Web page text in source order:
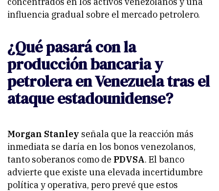
influencia gradual sobre el mercado petrolero.
¿Qué pasará con la
producción bancaria y
petrolera en Venezuela tras el
ataque estadounidense?
Morgan Stanley señala que la reacción más
inmediata se daría en los bonos venezolanos,
tanto soberanos como de PDVSA. El banco
advierte que existe una elevada incertidumbre
política y operativa, pero prevé que estos